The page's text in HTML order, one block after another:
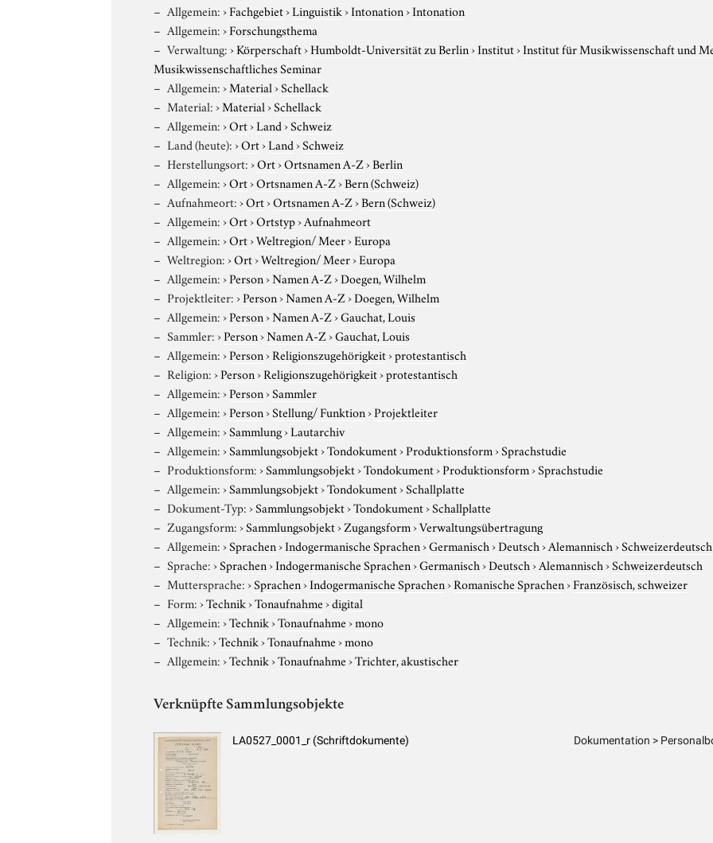
Allgemein:›Fachgebiet›Linguistik›Intonation›Intonation
Allgemein:›Forschungsthema
Verwaltung:›Körperschaft›Humboldt-Universität zu Berlin›Institut›Institut für Musikwissenschaft und
Musikwissenschaftliches Seminar
Allgemein:›Material›Schellack
Material:›Material›Schellack
Allgemein:›Ort›Land›Schweiz
Land (heute):›Ort›Land›Schweiz
Herstellungsort:›Ort›Ortsnamen A-Z›Berlin
Allgemein:›Ort›Ortsnamen A-Z›Bern (Schweiz)
Aufnahmeort:›Ort›Ortsnamen A-Z›Bern (Schweiz)
Allgemein:›Ort›Ortstyp›Aufnahmeort
Allgemein:›Ort›Weltregion/ Meer›Europa
Weltregion:›Ort›Weltregion/ Meer›Europa
Allgemein:›Person›Namen A-Z›Doegen, Wilhelm
Projektleiter:›Person›Namen A-Z›Doegen, Wilhelm
Allgemein:›Person›Namen A-Z›Gauchat, Louis
Sammler:›Person›Namen A-Z›Gauchat, Louis
Allgemein:›Person›Religionszugehörigkeit›protestantisch
Religion:›Person›Religionszugehörigkeit›protestantisch
Allgemein:›Person›Sammler
Allgemein:›Person›Stellung/ Funktion›Projektleiter
Allgemein:›Sammlung›Lautarchiv
Allgemein:›Sammlungsobjekt›Tondokument›Produktionsform›Sprachstudie
Produktionsform:›Sammlungsobjekt›Tondokument›Produktionsform›Sprachstudie
Allgemein:›Sammlungsobjekt›Tondokument›Schallplatte
Dokument-Typ:›Sammlungsobjekt›Tondokument›Schallplatte
Zugangsform:›Sammlungsobjekt›Zugangsform›Verwaltungsübertragung
Allgemein:›Sprachen›Indogermanische Sprachen›Germanisch›Deutsch›Alemannisch›Schweizerdeutsch
Sprache:›Sprachen›Indogermanische Sprachen›Germanisch›Deutsch›Alemannisch›Schweizerdeutsch
Muttersprache:›Sprachen›Indogermanische Sprachen›Romanische Sprachen›Französisch, schweizer
Form:›Technik›Tonaufnahme›digital
Allgemein:›Technik›Tonaufnahme›mono
Technik:›Technik›Tonaufnahme›mono
Allgemein:›Technik›Tonaufnahme›Trichter, akustischer
Verknüpfte Sammlungsobjekte
LA0527_0001_r (Schriftdokumente) Dokumentation >